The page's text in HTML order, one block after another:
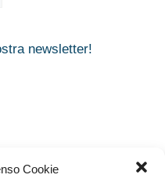
Cookie
newsletter!